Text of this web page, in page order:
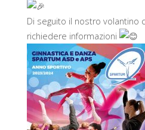
Di seguito il nostro volantino
richiedere informazioni